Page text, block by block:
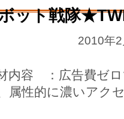
ット戦隊
2010年
内容 ：広告費ゼ
属性的に濃いアク